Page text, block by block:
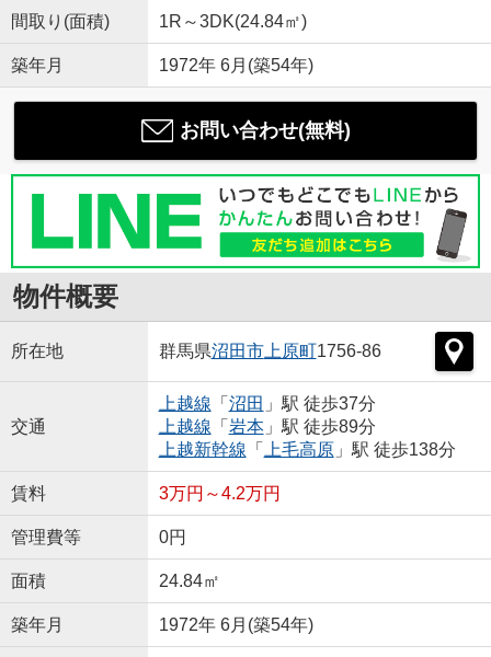
間取り(面積) 1R～3DK(24.84㎡)
築年月 1972年 6月(築54年)
お問い合わせ(無料)
物件概要
所在地 群馬県沼田市上原町1756-86
交通
上越線 「 沼田 」駅 徒歩37分
上越線 「 岩本」駅 徒歩89分
上越新幹線 「 上毛高原」駅 徒歩138分
賃料 3万円～4.2万円
管理費等 0円
面積 24.84㎡
築年月 1972年 6月(築54年)